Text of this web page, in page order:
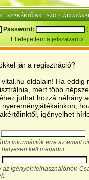
: SZAKÉRTŐINK :
Password:
Elfelejtettem a jelszavam
jár a regisztráció?
vital.hu oldalain! Ha eddig
mert több
juthat hozzá néhány
nyereményjátékainkon,
igényelhet
információk erre az email
kell megadni.
az igényelt felhasználónév.